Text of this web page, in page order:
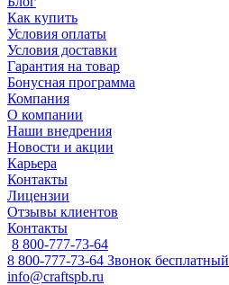
Как купить
Условия оплаты
Условия доставки
Гарантия на товар
Бонусная программа
Компания
О компании
Наши внедрения
Новости и акции
Карьера
Контакты
Лицензии
Отзывы клиентов
Контакты
8 800-777-73-64
8 800-777-73-64 Звонок бесплатный
info@craftspb.ru